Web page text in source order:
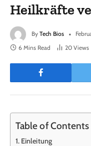
Heilkräfte
By Tech Bios
6 Mins Read
20 Views
Table of Contents
Einleitung